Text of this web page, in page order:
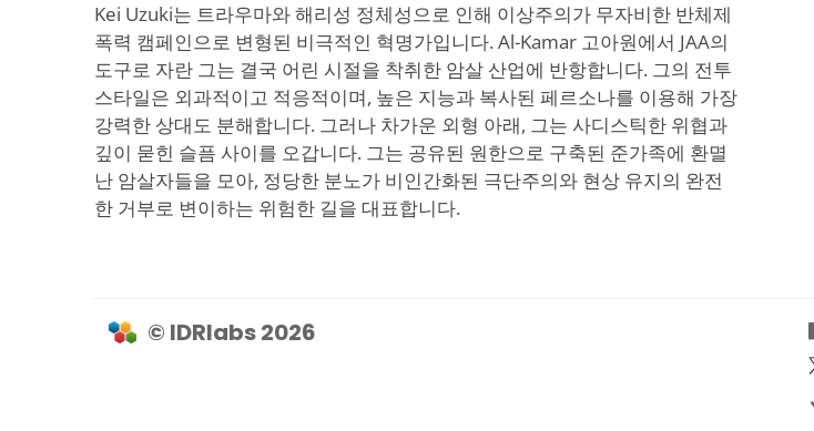
Kei Uzuki는 트라우마와 해리성 정체성으로 인해 이상주의가 무자비한 반체제
폭력 캠페인으로 변형된 비극적인 혁명가입니다. Al-Kamar 고아원에서 JAA의
도구로 자란 그는 결국 어린 시절을 착취한 암살 산업에 반항합니다. 그의 전투
스타일은 외과적이고 적응적이며, 높은 지능과 복사된 페르소나를 이용해 가장
강력한 상대도 분해합니다. 그러나 차가운 외형 아래, 그는 사디스틱한 위협과
깊이 묻힌 슬픔 사이를 오갑니다. 그는 공유된 원한으로 구축된 준가족에 환멸
난 암살자들을 모아, 정당한 분노가 비인간화된 극단주의와 현상 유지의 완전
한 거부로 변이하는 위험한 길을 대표합니다.
© IDRlabs 2026